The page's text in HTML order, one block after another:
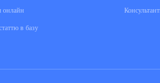
онлайн
в базу